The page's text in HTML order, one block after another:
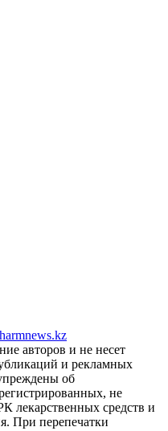
авторов и не несет
и рекламных
об
не
лекарственных средств и
При перепечатки